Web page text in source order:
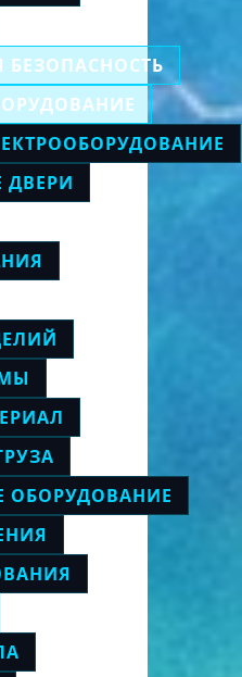
БЕЗОПАСНОСТЬ
ОБОРУДОВАНИЕ